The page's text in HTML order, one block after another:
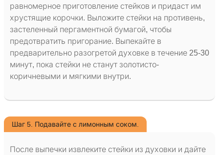
равномерное приготовление стейков и придаст им
хрустящие корочки. Выложите стейки на противень,
застеленный пергаментной бумагой, чтобы
предотвратить пригорание. Выпекайте в
предварительно разогретой духовке в течение 25-30
минут, пока стейки не станут золотисто-
коричневыми и мягкими внутри.
Шаг 5. Подавайте с лимонным соком.
После выпечки извлеките стейки из духовки и дайте